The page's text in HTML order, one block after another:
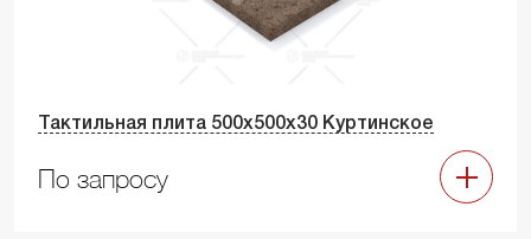
Тактильная плита 500х500х30 Куртинское
По запросу